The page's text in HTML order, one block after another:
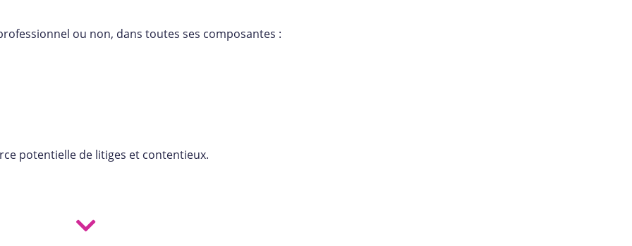
ou non, dans toutes ses composantes :
potentielle de litiges et contentieux.